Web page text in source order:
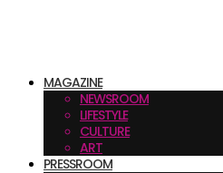
MAGAZINE
NEWSROOM
LIFESTYLE
CULTURE
ART
PRESSROOM